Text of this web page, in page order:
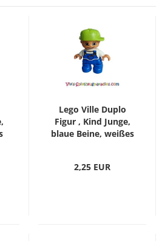
Lego Ville Duplo
Figur , Kind Junge,
blaue Beine, weißes
der Tasche, Mütze
2,25 EUR